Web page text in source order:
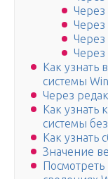
Через
Через
Как узнать
системы
Через
Как узнать
системы
Как узнать
Значение
Посмотреть